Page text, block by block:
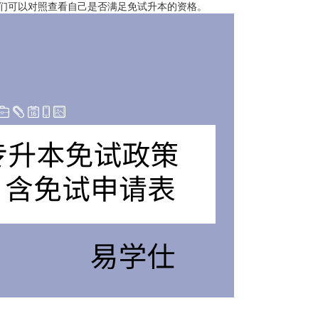
以对照查看自己是否满足免试升本的资格。